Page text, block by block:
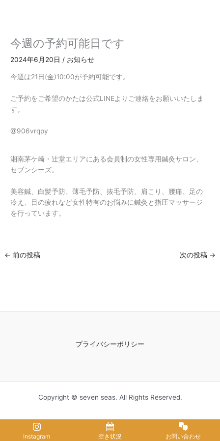
今週の予約可能日です
2024年6月20日/ お知らせ
今週は21日(金)10:00が予約可能です。
ご予約をご希望のかたは公式LINEよりご連絡をお願いいたしま
す。
@906vrqpy
湘南茅ケ崎・辻堂エリアにある会員制の女性専用鍼灸サロン、
セブンシーズ。
美容鍼、白髪予防、薄毛予防、抜毛予防、肩こり、腰痛、足の
冷え、目の疲れなど女性特有のお悩みに鍼灸と指圧マッサージ
を行っています。
← 前の投稿 次の投稿 →
プライバシーポリシー
Copyright © seven seas. All Rights Reserved.
Instagram 空き状況 お問い合わせ